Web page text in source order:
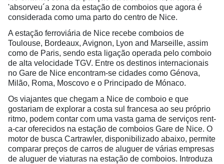
'absorveu´a zona da estação de comboios que agora é
considerada como uma parto do centro de Nice.
A estação ferroviária de Nice recebe comboios de
Toulouse, Bordeaux, Avignon, Lyon and Marseille, assim
como de Paris, sendo esta ligação operada pelo comboio
de alta velocidade TGV. Entre os destinos internacionais
no Gare de Nice encontram-se cidades como Génova,
Milão, Roma, Moscovo e o Principado de Mónaco.
Os viajantes que chegam a Nice de comboio e que
gostariam de explorar a costa sul francesa ao seu próprio
ritmo, podem contar com uma vasta gama de serviços rent-
a-car oferecidos na estação de comboios Gare de Nice. O
motor de busca Cartrawler, disponibilizado abaixo, permite
comparar preços de carros de aluguer de várias empresas
de aluguer de viaturas na estação de comboios. Introduza